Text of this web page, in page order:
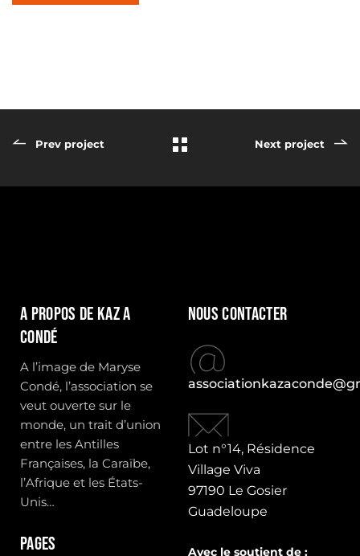
Prev project Next project
A propos de Kaz a
condé
A l’image de Maryse
Condé, l’association se
veut ouverte sur le
monde, un trait d’union
entre les Antilles
Françaises, la Caraïbe,
l’Afrique et les États-
Unis…
Pages
Nous contacter
Lot n°14, Résidence
Village Viva
97190 Le Gosier
Guadeloupe
Avec le soutient de :